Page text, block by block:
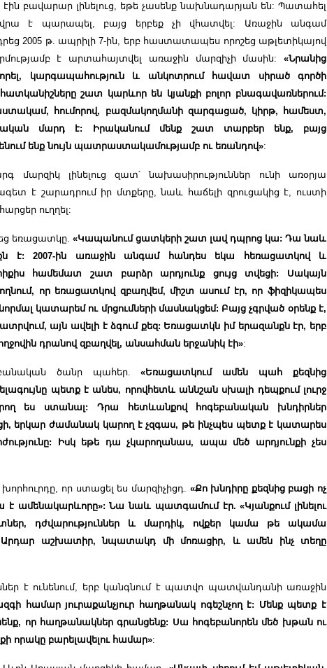
էին բավարար լինելուց, եթե չասենք նախնադարյան են: Պատահել
է պարապել, բայց երբեք չի վհատվել: Առաջին անգամ
2005 թ. ապրիլի 7-ին, երբ հաստատապես որոշեց աթլետիկայով
է արտահայտվել առաջին մարզիչի մասին: «Նրանից
կարգապահություն և անկոտրում հավատ սիրած գործի
շատ կարևոր են կյանքի բոլոր բնագավառներում:
հումորով, բազմակողմանի զարգացած, կիրթ, համեստ,
մարդ է: Իրականում մենք շատ տարբեր ենք, բայց
ենք նույն պատրաստակամությամբ ու եռանդով»:
մարզիկ լինելուց զատ՝ նախասիրություններ ունի առօրյա
է շարադրում իր մտքերը, նաև հաճելի զրուցակից է, ուստի
ուղղել:
եռացատկը. «Կապանում ցատկերի շատ լավ դպրոց կա: Դա նաև
է: 2007-ին առաջին անգամ հանդես եկա հեռացատկով և
համեմատ շատ բարձր արդյունք ցույց տվեցի: Սակայն
որ եռացատկով զբաղվեմ, միշտ ասում էր, որ ֆիզիկապես
կատարեմ ու մրցումների մասնակցեմ: Բայց չգրված օրենք է,
այն ավելի է ձգում քեզ: Եռացատկն իմ երազանքն էր, երբ
դրանով զբաղվել, անսահման երջանիկ էի»:
ծանր պահեր.«Եռացատկում ամեն պահ քեզնից
պետք է անես, որովհետև աննշան սխալի դեպքում լուրջ
ես ստանալ: Դրա հետևանքով հոգեբանական խնդիրներ
երկար ժամանակ կարող է չզգաս, թե ինչպես պետք է կատարես
Իսկ եթե դա չկարողանաս, ապա մեծ արդյունքի չես
որ ստացել ես մարզիչիցդ. «Քո խնդիրը քեզնից բացի ոչ
Սա է ամենակարևորը»: Նա նաև պատգամում էր. «Կյանքում լինելու
դժվարություններ և մարդիկ, ովքեր կամա թե ակամա
Արդար աշխատիր, նպատակդ մի մոռացիր, և ամեն ինչ տեղը
է ունենում, երբ կանգնում է պատվո պատվանդանի առաջին
համար յուրաքանչյուր հաղթանակ ոգեշնչող է: Մենք պետք է
որ հաղթանակներ գրանցենք: Սա հոգեբանորեն մեծ խթան ու
որակը բարելավելու համար»: